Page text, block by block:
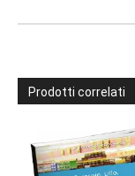
Prodotti correlati